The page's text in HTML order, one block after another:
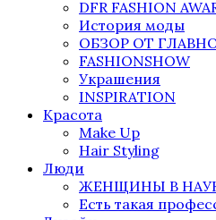
DFR FASHION
История моды
ОБЗОР ОТ
FASHIONSHOW
Украшения
INSPIRATION
Красота
Make Up
Hair Styling
Люди
ЖЕНЩИНЫ В
Есть такая